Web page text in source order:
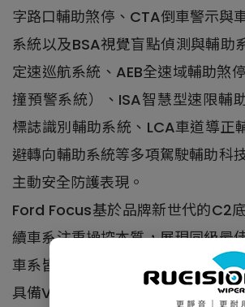
字路口輔助煞停、CTA倒車警示與
系統以及BSA視覺盲點偵測與輔助
定速巡航系統、AEB全速域輔助煞
撞預警系統）、ISA智慧型速限輔
標誌識別輔助系統、LCA車道導正
避轉向輔助系統等多項駕駛輔助科
主動安全防護表現。
Ford Focus基於品牌新世代的C2
續車系注重操控本質，展現同級最
車系皆搭載1.5升EcoBoost®182渦
具備VDE汽缸間歇技術、雙噴油系